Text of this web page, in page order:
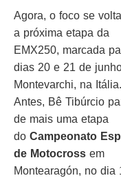
Agora, o foco se
a próxima etapa da
EMX250, marcada
dias 20 e 21 de
Montevarchi, na Itália.
Antes, Bê Tibúrcio
de mais uma etapa
do Campeonato
de Motocross em
Montearagón, no dia